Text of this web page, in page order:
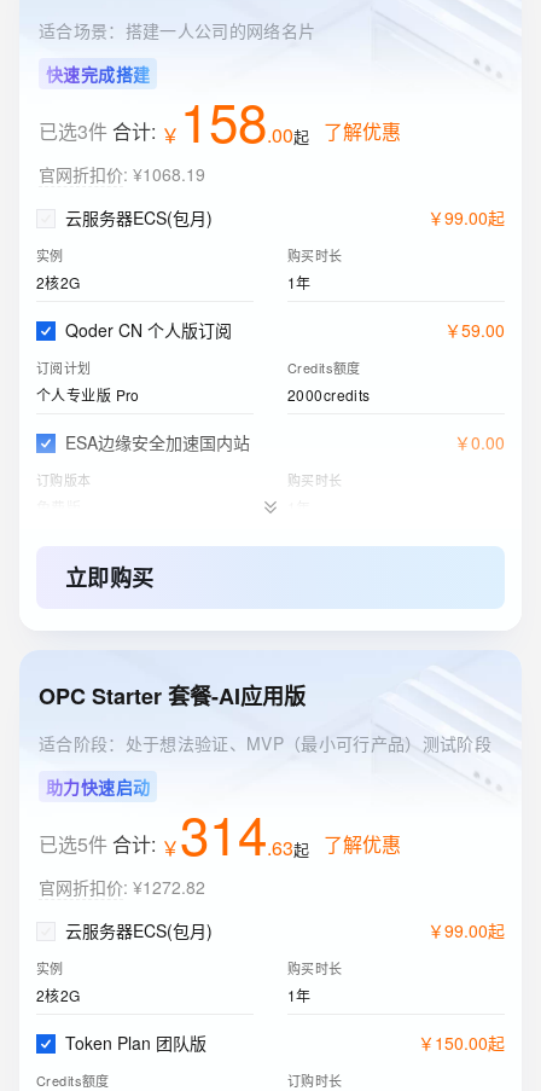
适合场景：搭建一人公司的网络名片
快速完成搭建
已选3件合计: ￥ 158.00起 了解优惠
官网折扣价: ¥1068.19
云服务器ECS(包月)
￥99.00起
实例
2核2G
购买时长
1年
Qoder CN 个人版订阅 ￥59.00
订阅计划
个人专业版 Pro
Credits额度
2000credits
ESA边缘安全加速国内站 ￥0.00
订购版本 购买时长
立即购买
OPC Starter 套餐-AI应用版
适合阶段：处于想法验证、MVP（最小可行产品）测试阶段
助力快速启动
已选5件合计: ￥314.63起 了解优惠
官网折扣价: ¥1272.82
云服务器ECS(包月)
￥99.00起
实例
2核2G
购买时长
1年
Token Plan 团队版 ￥ 150.00起
Credits额度 订购时长